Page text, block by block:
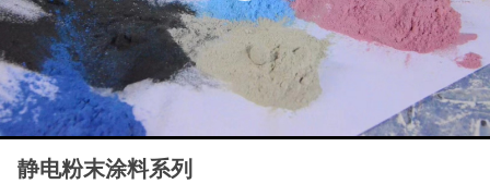
静电粉末涂料系列